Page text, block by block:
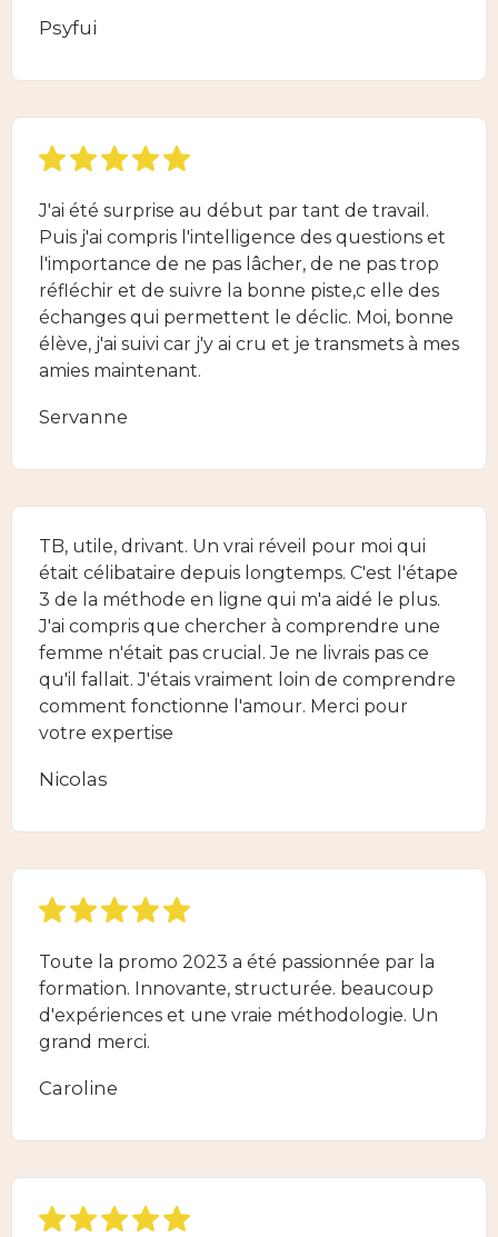
Psyfui
J'ai été surprise au début par tant de travail.
Puis j'ai compris l'intelligence des questions et
l'importance de ne pas lâcher, de ne pas trop
réfléchir et de suivre la bonne piste,c elle des
échanges qui permettent le déclic. Moi, bonne
élève, j'ai suivi car j'y ai cru et je transmets à mes
amies maintenant.
Servanne
TB, utile, drivant. Un vrai réveil pour moi qui
était célibataire depuis longtemps. C'est l'étape
3 de la méthode en ligne qui m'a aidé le plus.
J'ai compris que chercher à comprendre une
femme n'était pas crucial. Je ne livrais pas ce
qu'il fallait. J'étais vraiment loin de comprendre
comment fonctionne l'amour. Merci pour
votre expertise
Nicolas
Toute la promo 2023 a été passionnée par la
formation. Innovante, structurée. beaucoup
d'expériences et une vraie méthodologie. Un
grand merci.
Caroline